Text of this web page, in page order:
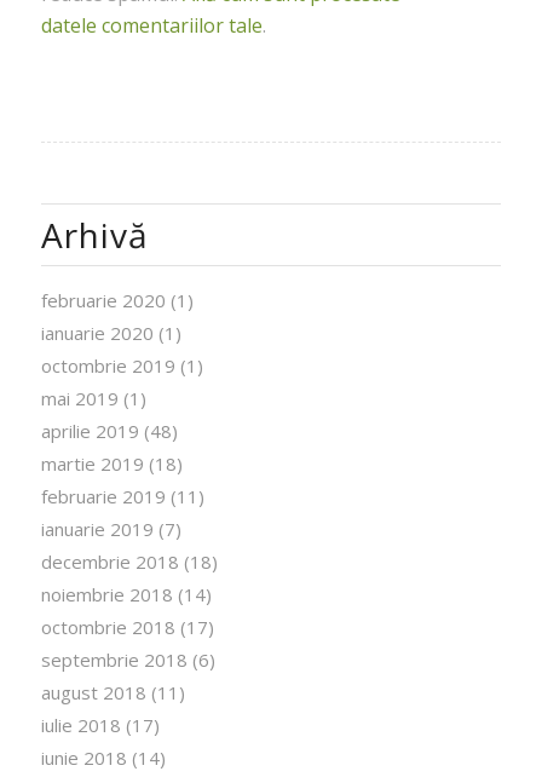
datele comentariilor tale.
Arhivă
februarie 2020 (1)
ianuarie 2020 (1)
octombrie 2019 (1)
mai 2019 (1)
aprilie 2019 (48)
martie 2019 (18)
februarie 2019 (11)
ianuarie 2019 (7)
decembrie 2018 (18)
noiembrie 2018 (14)
octombrie 2018 (17)
septembrie 2018 (6)
august 2018 (11)
iulie 2018 (17)
iunie 2018 (14)